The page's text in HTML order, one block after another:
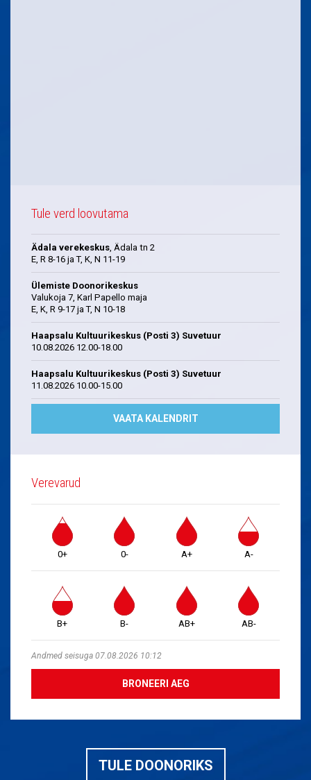
Tule verd loovutama
Ädala verekeskus, Ädala tn 2
E, R 8-16 ja T, K, N 11-19
Ülemiste Doonorikeskus
Valukoja 7, Karl Papello maja
E, K, R 9-17 ja T, N 10-18
Haapsalu Kultuurikeskus (Posti 3) Suvetuur
10.08.2026 12.00-18.00
Haapsalu Kultuurikeskus (Posti 3) Suvetuur
11.08.2026 10.00-15.00
VAATA KALENDRIT
Verevarud
0+ 0- A+ A-
B+ B- AB+ AB-
Andmed seisuga 07.08.2026 10:12
BRONEERI AEG
TULE DOONORIKS